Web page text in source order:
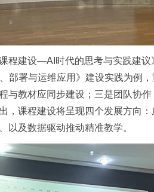
程建设—AI时代的思考与实践建
部署与运维应用》建设实践为例
与教材应同步建设；三是团队协
课程建设将呈现四个发展方向
以及数据驱动推动精准教学。